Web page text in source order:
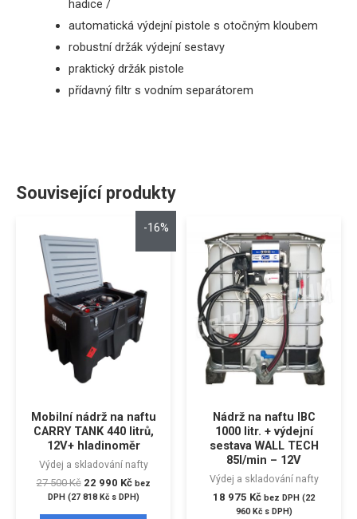
hadice /
automatická výdejní pistole s otočným kloubem
robustní držák výdejní sestavy
praktický držák pistole
přídavný filtr s vodním separátorem
Související produkty
-16%
Mobilní nádrž na naftu
CARRY TANK 440 litrů,
12V+ hladinoměr
Výdej a skladování nafty
27 500Kč 22 990 Kč bez
DPH (27 818 Kčs DPH)
Nádrž na naftu IBC
1000 litr. + výdejní
sestava WALL TECH
85l/min – 12V
Výdej a skladování nafty
18 975 Kč bez DPH (22
960 Kčs DPH)